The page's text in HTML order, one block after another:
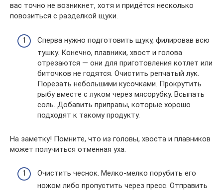
вас точно не возникнет, хотя и придётся несколько
повозиться с разделкой щуки.
Сперва нужно подготовить щуку, филировав всю
тушку. Конечно, плавники, хвост и голова
отрезаются — они для приготовления котлет или
биточков не годятся. Очистить репчатый лук.
Порезать небольшими кусочками. Прокрутить
рыбу вместе с луком через мясорубку. Всыпать
соль. Добавить приправы, которые хорошо
подходят к такому продукту.
На заметку! Помните, что из головы, хвоста и плавников
может получиться отменная уха.
Очистить чеснок. Мелко-мелко порубить его
ножом либо пропустить через пресс. Отправить